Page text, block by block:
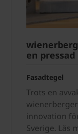
en
Fasadtegel
Trots en
innovation
Sverige. Läs